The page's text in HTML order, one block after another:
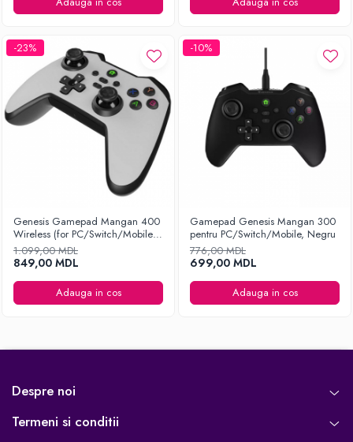
Fiare de călcat
-23%
Genesis Gamepad Mangan 400
Wireless (for PC/Switch/Mobile),
White
1.099,00 MDL
849,00 MDL
Adauga in cos
-10%
Gamepad Genesis Mangan 300
pentru PC/Switch/Mobile, Negru
776,00 MDL
699,00 MDL
Adauga in cos
Despre noi
Termeni si conditii